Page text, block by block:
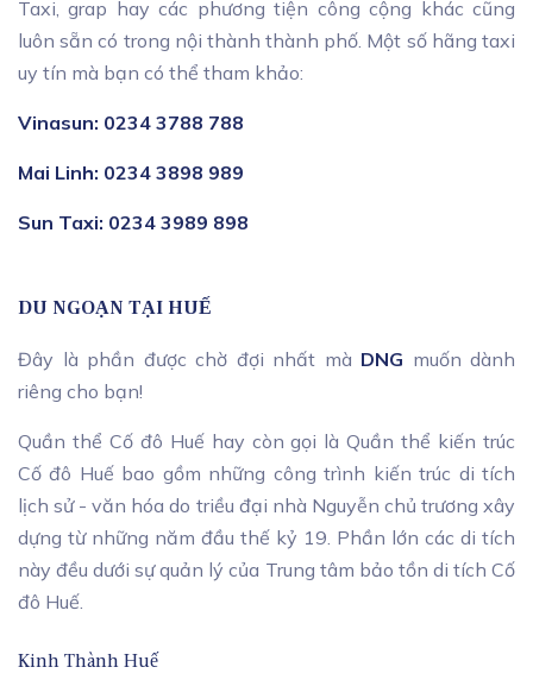
Taxi, grap hay các phương tiện công cộng khác cũng
luôn sẵn có trong nội thành thành phố. Một số hãng taxi
uy tín mà bạn có thể tham khảo:
Vinasun: 0234 3788 788
Mai Linh: 0234 3898 989
Sun Taxi: 0234 3989 898
DU NGOẠN TẠI HUẾ
Đây là phần được chờ đợi nhất mà DNG muốn dành
riêng cho bạn!
Quần thể Cố đô Huế hay còn gọi là Quần thể kiến trúc
Cố đô Huế bao gồm những công trình kiến trúc di tích
lịch sử - văn hóa do triều đại nhà Nguyễn chủ trương xây
dựng từ những năm đầu thế kỷ 19. Phần lớn các di tích
này đều dưới sự quản lý của Trung tâm bảo tồn di tích Cố
đô Huế.
Kinh Thành Huế